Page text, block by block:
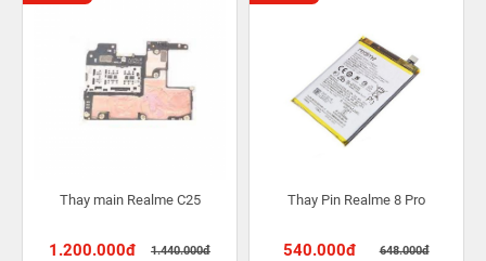
Thay main Realme C25
1.200.000đ 1.440.000đ
Thay Pin Realme 8 Pro
540.000đ 648.000đ